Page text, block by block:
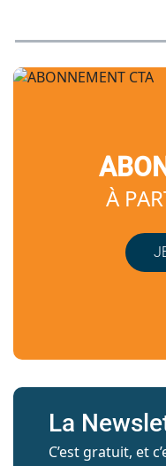
À
La
C’est gratuit, et